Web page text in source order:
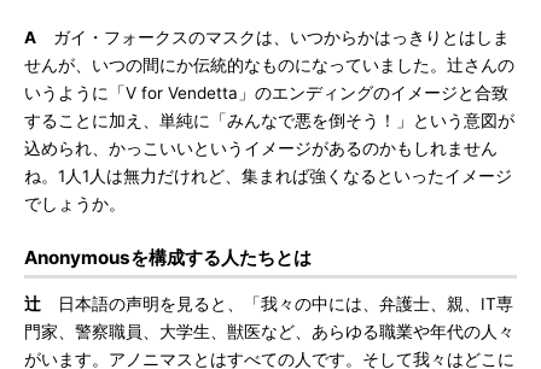
A ガイ・フォークスのマスクは、いつからかはっきりとはしま
せんが、いつの間にか伝統的なものになっていました。辻さんの
いうように「V for Vendetta」のエンディングのイメージと合致
することに加え、単純に「みんなで悪を倒そう！」という意図が
込められ、かっこいいというイメージがあるのかもしれません
ね。1人1人は無力だけれど、集まれば強くなるといったイメージ
でしょうか。
Anonymousを構成する人たちとは
辻 日本語の声明を見ると、「我々の中には、弁護士、親、IT専
門家、警察職員、大学生、獣医など、あらゆる職業や年代の人々
がいます。アノニマスとはすべての人です。そして我々はどこに